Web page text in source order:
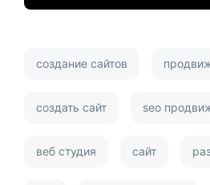
создание сайтов
создать сайт seo
веб студия сайт